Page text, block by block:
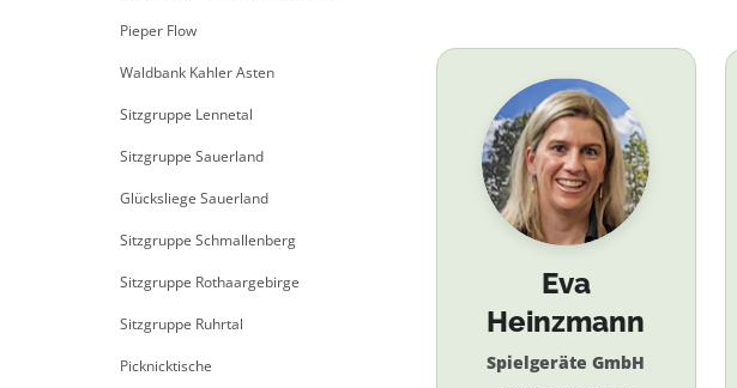
Pieper Flow
Waldbank Kahler Asten
Sitzgruppe Lennetal
Sitzgruppe Sauerland
Glücksliege Sauerland
Sitzgruppe Schmallenberg
Sitzgruppe Rothaargebirge
Sitzgruppe Ruhrtal
Picknicktische
Eva
Heinzmann
Spielgeräte GmbH